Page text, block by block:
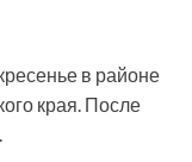
в районе
края. После